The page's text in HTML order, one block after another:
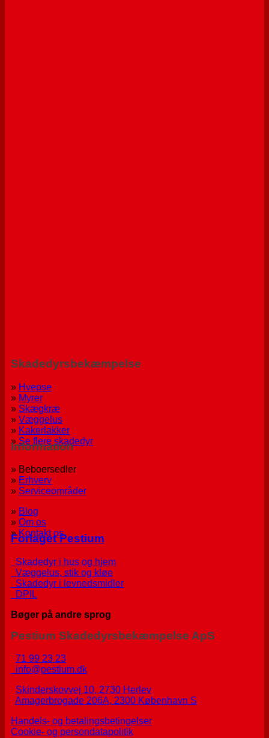
Skadedyrsbekæmpelse
» Hvepse
» Myrer
» Skægkræ
» Væggelus
» Kakerlakker
» Se flere skadedyr
Information
» Beboersedler
» Erhverv
» Serviceområder
» Blog
» Om os
» Kontakt os
Forlaget Pestium
Skadedyr i hus og hjem
Væggelus, stik og kløe
Skadedyr i levnedsmidler
DPIL
Bøger på andre sprog
Pestium Skadedyrsbekæmpelse ApS
71 99 23 23
info@pestium.dk
Skinderskovvej 10, 2730 Herlev
Amagerbrogade 206A, 2300 København S
Handels- og betalingsbetingelser
Cookie- og persondatapolitik